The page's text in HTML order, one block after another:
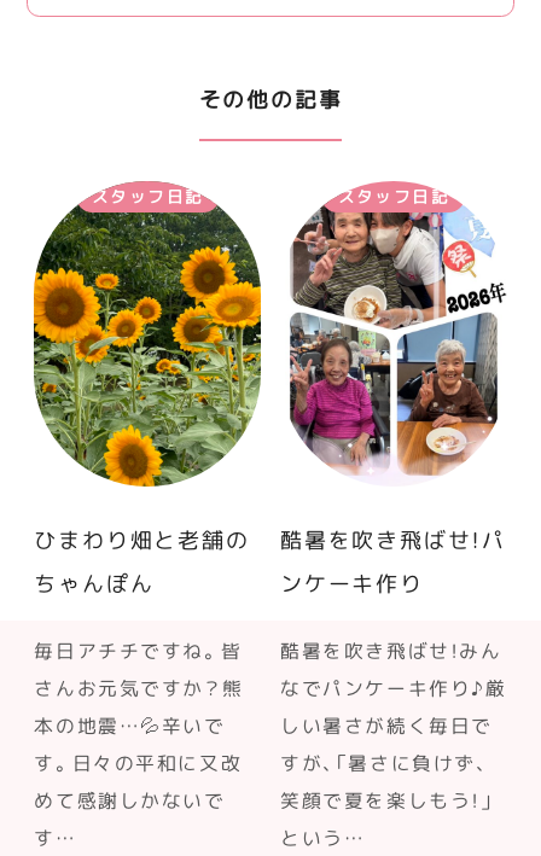
その他の記事
スタッフ日記
ひまわり畑と老舗の
ちゃんぽん
毎日アチチですね。皆
さんお元気ですか？熊
本の地震…💦辛いで
す。日々の平和に又改
めて感謝しかないで
す…
スタッフ日記
酷暑を吹き飛ばせ！パ
ンケーキ作り
酷暑を吹き飛ばせ！みん
なでパンケーキ作り♪厳
しい暑さが続く毎日で
すが、「暑さに負けず、
笑顔で夏を楽しもう！」
という…